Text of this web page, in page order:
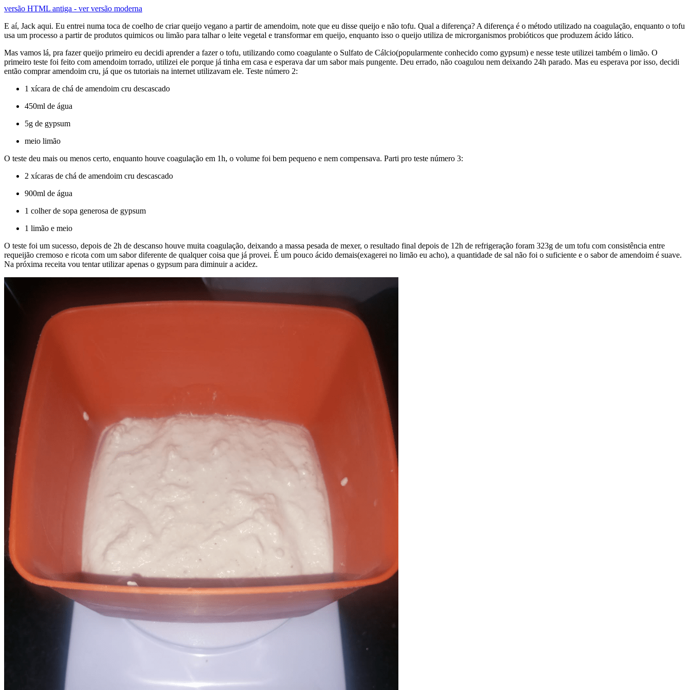
versão HTML antiga - ver versão moderna
E aí, Jack aqui. Eu entrei numa toca de coelho de criar queijo vegano a partir de amendoim, note que eu disse queijo e não tofu. Qual a diferença? A diferença é o método utilizado na coagulação, enquanto o tofu
usa um processo a partir de produtos quimicos ou limão para talhar o leite vegetal e transformar em queijo, enquanto isso o queijo utiliza de microrganismos probióticos que produzem ácido lático.
Mas vamos lá, pra fazer queijo primeiro eu decidi aprender a fazer o tofu, utilizando como coagulante o Sulfato de Cálcio(popularmente conhecido como gypsum) e nesse teste utilizei também o limão. O
primeiro teste foi feito com amendoim torrado, utilizei ele porque já tinha em casa e esperava dar um sabor mais pungente. Deu errado, não coagulou nem deixando 24h parado. Mas eu esperava por isso, decidi
então comprar amendoim cru, já que os tutoriais na internet utilizavam ele. Teste número 2:
1 xícara de chá de amendoim cru descascado
450ml de água
5g de gypsum
meio limão
O teste deu mais ou menos certo, enquanto houve coagulação em 1h, o volume foi bem pequeno e nem compensava. Parti pro teste número 3:
2 xícaras de chá de amendoim cru descascado
900ml de água
1 colher de sopa generosa de gypsum
1 limão e meio
O teste foi um sucesso, depois de 2h de descanso houve muita coagulação, deixando a massa pesada de mexer, o resultado final depois de 12h de refrigeração foram 323g de um tofu com consistência entre
requeijão cremoso e ricota com um sabor diferente de qualquer coisa que já provei. É um pouco ácido demais(exagerei no limão eu acho), a quantidade de sal não foi o suficiente e o sabor de amendoim é suave.
Na próxima receita vou tentar utilizar apenas o gypsum para diminuir a acidez.